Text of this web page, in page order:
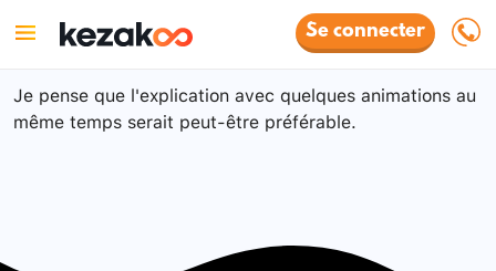
Se connecter
Je pense que l'explication avec quelques animations au
même temps serait peut-être préférable.